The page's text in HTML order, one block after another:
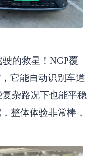
的救星！NGP覆
它能自动识别车道
杂路况下也能平稳
整体体验非常棒，